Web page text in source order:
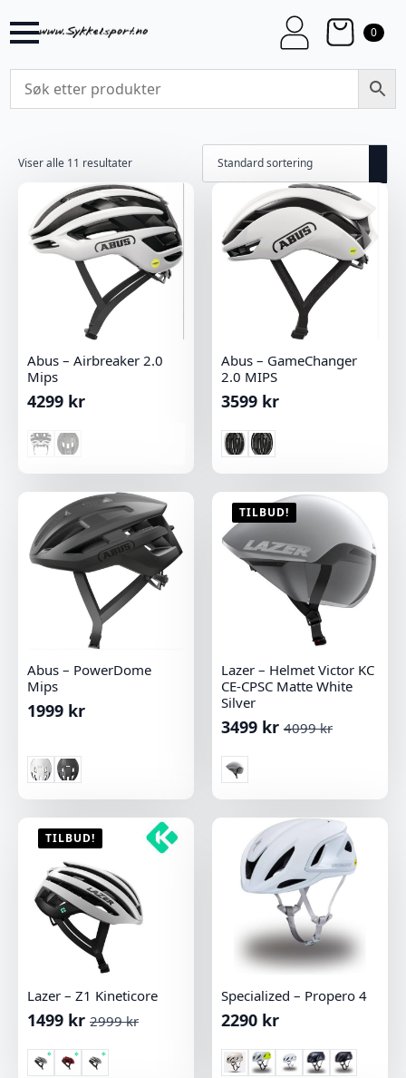
0
Viser alle 11 resultater
Abus – Airbreaker 2.0
Mips
4299 kr
Abus – GameChanger
2.0 MIPS
3599 kr
Abus – PowerDome
Mips
1999 kr
TILBUD!
Lazer – Helmet Victor KC
CE-CPSC Matte White
Silver
4099kr
Opprinnelig
pris
var:
3499 kr
Nåværende
pris
er:
TILBUD!
Lazer – Z1 Kineticore
2999kr
Opprinnelig
pris
var:
1499 kr
Nåværende
pris
er:
Specialized – Propero 4
2290 kr